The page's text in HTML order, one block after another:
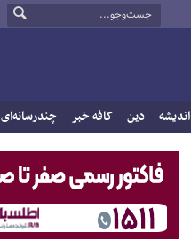
اندیشه دین کافه خبر چندرسانه‌ای